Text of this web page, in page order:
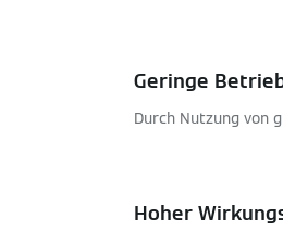
Geringe
Durch Nutzung von
Hoher